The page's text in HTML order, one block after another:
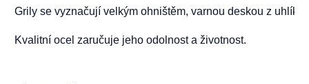
Grily se vyznačují velkým ohništěm, varnou deskou z
Kvalitní ocel zaručuje jeho odolnost a životnost.